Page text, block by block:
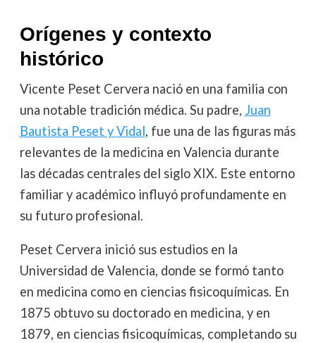
Orígenes y contexto
histórico
Vicente Peset Cervera nació en una familia con
una notable tradición médica. Su padre, Juan
Bautista Peset y Vidal, fue una de las figuras más
relevantes de la medicina en Valencia durante
las décadas centrales del siglo XIX. Este entorno
familiar y académico influyó profundamente en
su futuro profesional.
Peset Cervera inició sus estudios en la
Universidad de Valencia, donde se formó tanto
en medicina como en ciencias fisicoquímicas. En
1875 obtuvo su doctorado en medicina, y en
1879, en ciencias fisicoquímicas, completando su